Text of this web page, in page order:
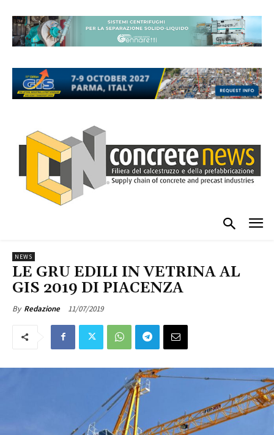
NEWS
LE GRU EDILI IN VETRINA AL
GIS 2019 DI PIACENZA
By Redazione 11/07/2019